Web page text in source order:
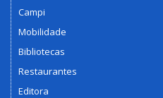
Campi
Mobilidade
Bibliotecas
Restaurantes
Editora